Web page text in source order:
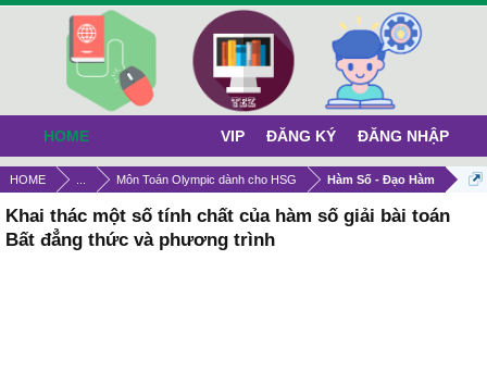
HOME Môn Toán Olympic dành cho HSG Hàm Số - Đạo Hàm
Khai thác một số tính chất của hàm số giải bài toán
Bất đẳng thức và phương trình
HOME VIP ĐĂNG KÝ ĐĂNG NHẬP